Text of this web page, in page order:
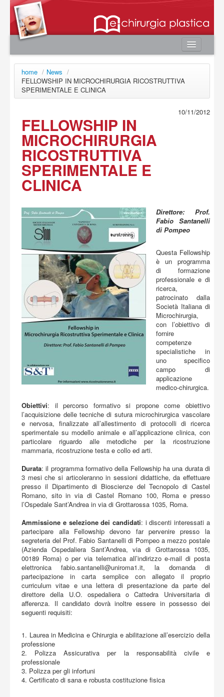
Home
Autori
e-book
News
Contatti
Area utente
Login
Registrazione
Password smarrita
Acquista
home / News /
FELLOWSHIP IN MICROCHIRURGIA RICOSTRUTTIVA
SPERIMENTALE E CLINICA
10/11/2012
FELLOWSHIP IN
MICROCHIRURGIA
RICOSTRUTTIVA
SPERIMENTALE E
CLINICA
Direttore: Prof.
Fabio Santanelli
di Pompeo
Questa Fellowship
è un programma
di formazione
professionale e di
ricerca,
patrocinato dalla
Società Italiana di
Microchirurgia,
con l’obiettivo di
fornire
competenze
specialistiche in
uno specifico
campo di
applicazione
medico-chirurgica.
Obiettivi: il percorso formativo si propone come obiettivo
l’acquisizione delle tecniche di sutura microchirurgica vascolare
e nervosa, finalizzate all’allestimento di protocolli di ricerca
sperimentale su modello animale e all’applicazione clinica, con
particolare riguardo alle metodiche per la ricostruzione
mammaria, ricostruzione testa e collo ed arti.
Durata: il programma formativo della Fellowship ha una durata di
3 mesi che si articoleranno in sessioni didattiche, da effettuare
presso il Dipartimento di Bioscienze del Tecnopolo di Castel
Romano, sito in via di Castel Romano 100, Roma e presso
l’Ospedale Sant’Andrea in via di Grottarossa 1035, Roma.
Ammissione e selezione dei candidati: i discenti interessati a
partecipare alla Fellowship devono far pervenire presso la
segreteria del Prof. Fabio Santanelli di Pompeo a mezzo postale
(Azienda Ospedaliera Sant’Andrea, via di Grottarossa 1035,
00189 Roma) o per via telematica all’indirizzo e-mail di posta
elettronicafabio.santanelli@uniroma1.it, la domanda di
partecipazione in carta semplice con allegato il proprio
curriculum vitae e una lettera di presentazione da parte del
direttore della U.O. ospedaliera o Cattedra Universitaria di
afferenza. Il candidato dovrà inoltre essere in possesso dei
seguenti requisiti:
1. Laurea in Medicina e Chirurgia e abilitazione all’esercizio della
professione
2. Polizza Assicurativa per la responsabilità civile e
professionale
3. Polizza per gli infortuni
4. Certificato di sana e robusta costituzione fisica